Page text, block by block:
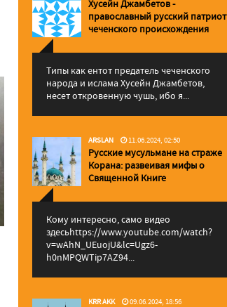
Хусейн Джамбетов -
православный русский патриот
чеченского происхождения
Типы как ентот предатель чеченского
народа и ислама Хусейн Джамбетов,
несет откровенную чушь, ибо я...
ARSLAN 11.06.2024, 02:50
Русские мусульмане на страже
Корана: pазвеивая мифы о
Священной Книге
Кому интересно, само видео
здесьhttps://www.youtube.com/watch?
v=wAhN_UEuojU&lc=Ugz6-
h0nMPQWTip7AZ94...
KRR AKK 09.06.2024, 18:56